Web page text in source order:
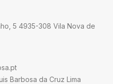
5 4935-308 Vila Nova de
Barbosa da Cruz Lima